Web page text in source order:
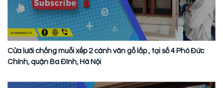
Cửa lưới chống muỗi xếp 2 cánh vân gỗ lắp , tại số 4 Phó Đức
Chính, quận Ba Đình, Hà Nội